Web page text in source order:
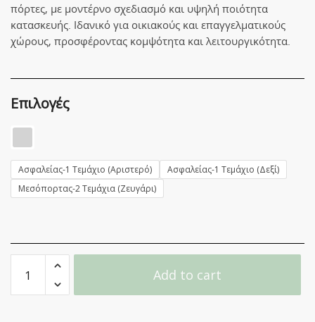
πόρτες, με μοντέρνο σχεδιασμό και υψηλή ποιότητα
κατασκευής. Ιδανικό για οικιακούς και επαγγελματικούς
χώρους, προσφέροντας κομψότητα και λειτουργικότητα.
Επιλογές
Ασφαλείας-1 Τεμάχιο (Αριστερό)
Ασφαλείας-1 Τεμάχιο (Δεξί)
Μεσόπορτας-2 Τεμάχια (Ζευγάρι)
Πόρτας
με
Add to cart